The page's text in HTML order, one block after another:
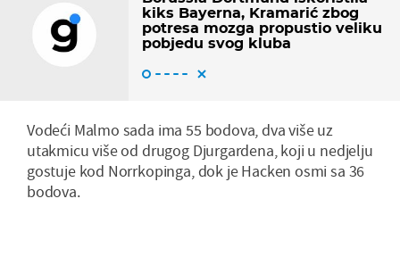
kiks Bayerna, Kramarić zbog
potresa mozga propustio veliku
pobjedu svog kluba
Vodeći Malmo sada ima 55 bodova, dva više uz
utakmicu više od drugog Djurgardena, koji u nedjelju
gostuje kod Norrkopinga, dok je Hacken osmi sa 36
bodova.